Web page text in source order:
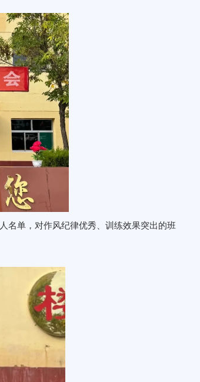
名单，对作风纪律优秀、训练效果突出的班